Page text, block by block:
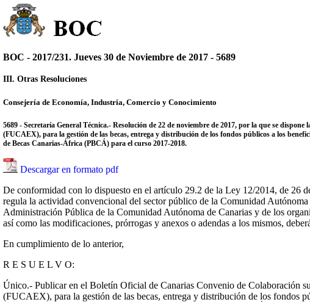
BOC - 2017/231. Jueves 30 de Noviembre de 2017 - 5689
III. Otras Resoluciones
Consejería de Economía, Industria, Comercio y Conocimiento
5689 - Secretaría General Técnica.- Resolución de 22 de noviembre de 2017, por la que se
(FUCAEX), para la gestión de las becas, entrega y distribución de los fondos públicos a los
de Becas Canarias-África (PBCÁ) para el curso 2017-2018.
Descargar en formato pdf
De conformidad con lo dispuesto en el artículo 29.2 de la Ley 12/2014, de 26
regula la actividad convencional del sector público de la Comunidad
Administración Pública de la Comunidad Autónoma de Canarias y de los
así como las modificaciones, prórrogas y anexos o adendas a los mismos,
En cumplimiento de lo anterior,
R E S U E L V O:
Único.- Publicar en el Boletín Oficial de Canarias Convenio de Colaboración
(FUCAEX), para la gestión de las becas, entrega y distribución de los fondos